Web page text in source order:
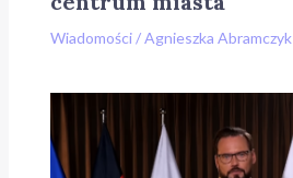
Wiadomości/Agnieszka Abramczyk